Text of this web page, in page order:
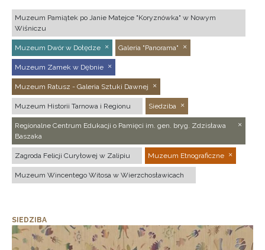
Muzeum Pamiątek po Janie Matejce "Koryznówka" w Nowym
Wiśniczu
Muzeum Dwór w Dołędze Galeria "Panorama"
Muzeum Zamek w Dębnie
Muzeum Ratusz - Galeria Sztuki Dawnej
Muzeum Historii Tarnowa i Regionu Siedziba
Regionalne Centrum Edukacji o Pamięci im. gen. bryg. Zdzisława
Baszaka
Zagroda Felicji Curyłowej w Zalipiu Muzeum Etnograficzne
Muzeum Wincentego Witosa w Wierzchosławicach
SIEDZIBA